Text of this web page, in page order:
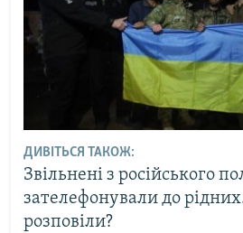
ДИВІТЬСЯ ТАКОЖ:
Звільнені з російського
зателефонували до
розповіли?